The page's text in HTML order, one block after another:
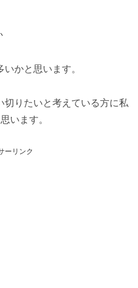
かと思います。
切りたいと考えている方に私
います。
ーリンク